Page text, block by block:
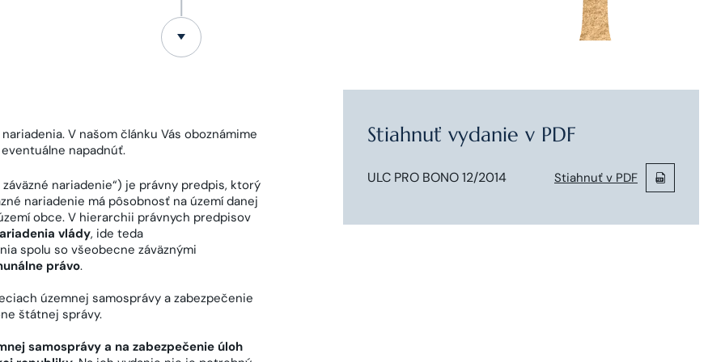
V našom článku Vás oboznámime
napadnúť.
nariadenie“) je právny predpis, ktorý
nariadenie má pôsobnosť na území danej
obce. V hierarchii právnych predpisov
vlády, ide teda
spolu so všeobecne záväznými
právo.
územnej samosprávy a zabezpečenie
štátnej správy.
samosprávy a na zabezpečenie úloh
Stiahnuť vydanie v PDF
ULC PRO BONO 12/2014 Stiahnuť v PDF